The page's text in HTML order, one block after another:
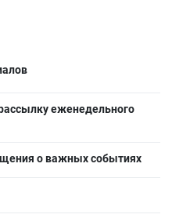
еженедельного
о важных событиях